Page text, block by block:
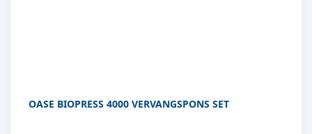
OASE BIOPRESS 4000 VERVANGSPONS SET